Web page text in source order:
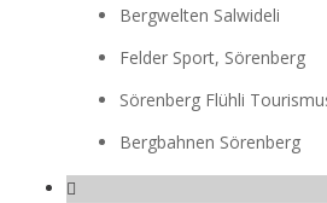
Bergwelten Salwideli
Felder Sport, Sörenberg
Sörenberg Flühli
Bergbahnen Sörenberg